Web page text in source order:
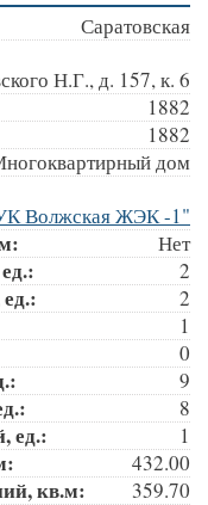
Саратовская
Н.Г., д. 157, к. 6
1882
1882
дом
Волжская ЖЭК -1"
Нет
2
2
1
0
9
8
ед.: 1
432.00
кв.м: 359.70